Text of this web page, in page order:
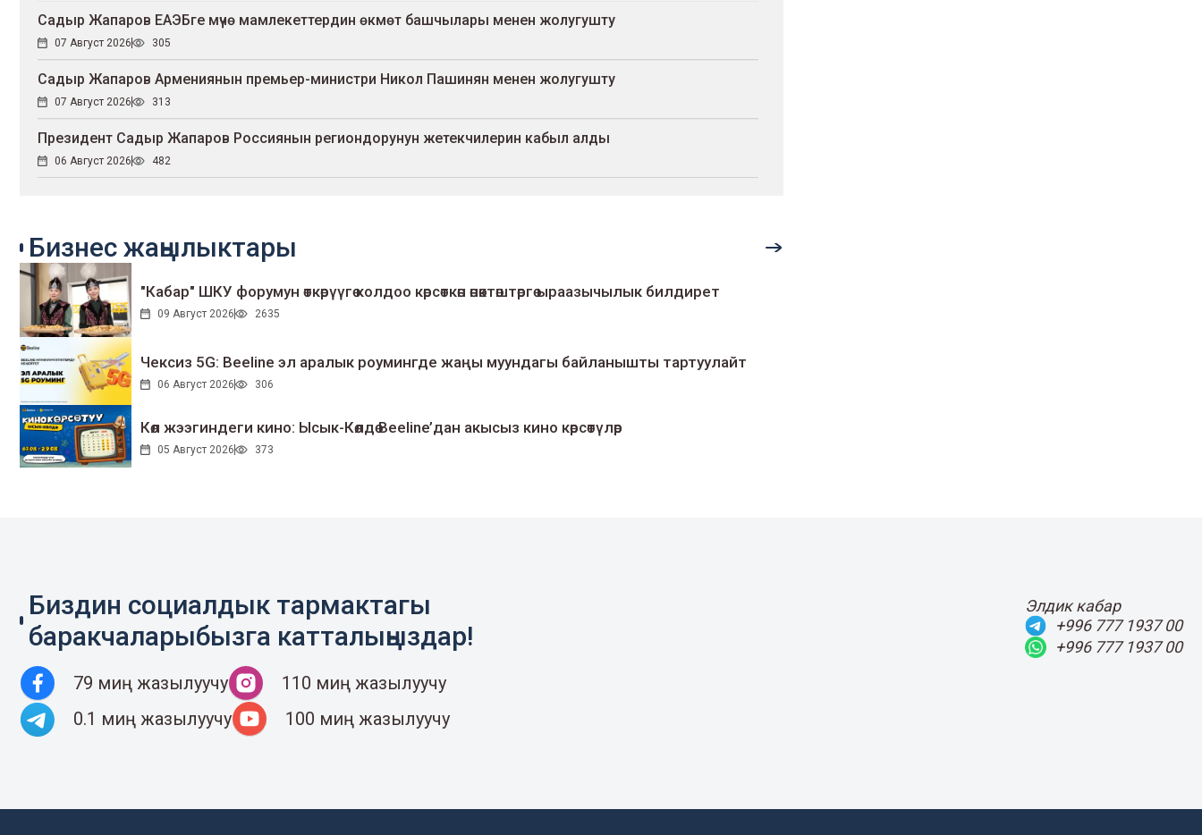
Садыр Жапаров ЕАЭБге мүчө мамлекеттердин өкмөт башчылары менен жолугушту
07 Август 2026 305
Садыр Жапаров Армениянын премьер-министри Никол Пашинян менен жолугушту
07 Август 2026 313
Президент Садыр Жапаров Россиянын региондорунун жетекчилерин кабыл алды
06 Август 2026 482
Бизнес жаңылыктары
"Кабар" ШКУ форумун өткөрүүгө колдоо көрсөткөн өнөктөштөргө ыраазычылык билдирет
09 Август 2026 2635
Чексиз 5G: Beeline эл аралык роумингде жаңы муундагы байланышты тартуулайт
06 Август 2026 306
Көл жээгиндеги кино: Ысык-Көлдө Beeline’дан акысыз кино көрсөтүлөр
05 Август 2026 373
Биздин социалдык тармактагы
баракчаларыбызга катталыңыздар!
79 миң жазылуучу
110 миң жазылуучу
0.1 миң жазылуучу
100 миң жазылуучу
Элдик кабар
+996 777 1937 00
+996 777 1937 00